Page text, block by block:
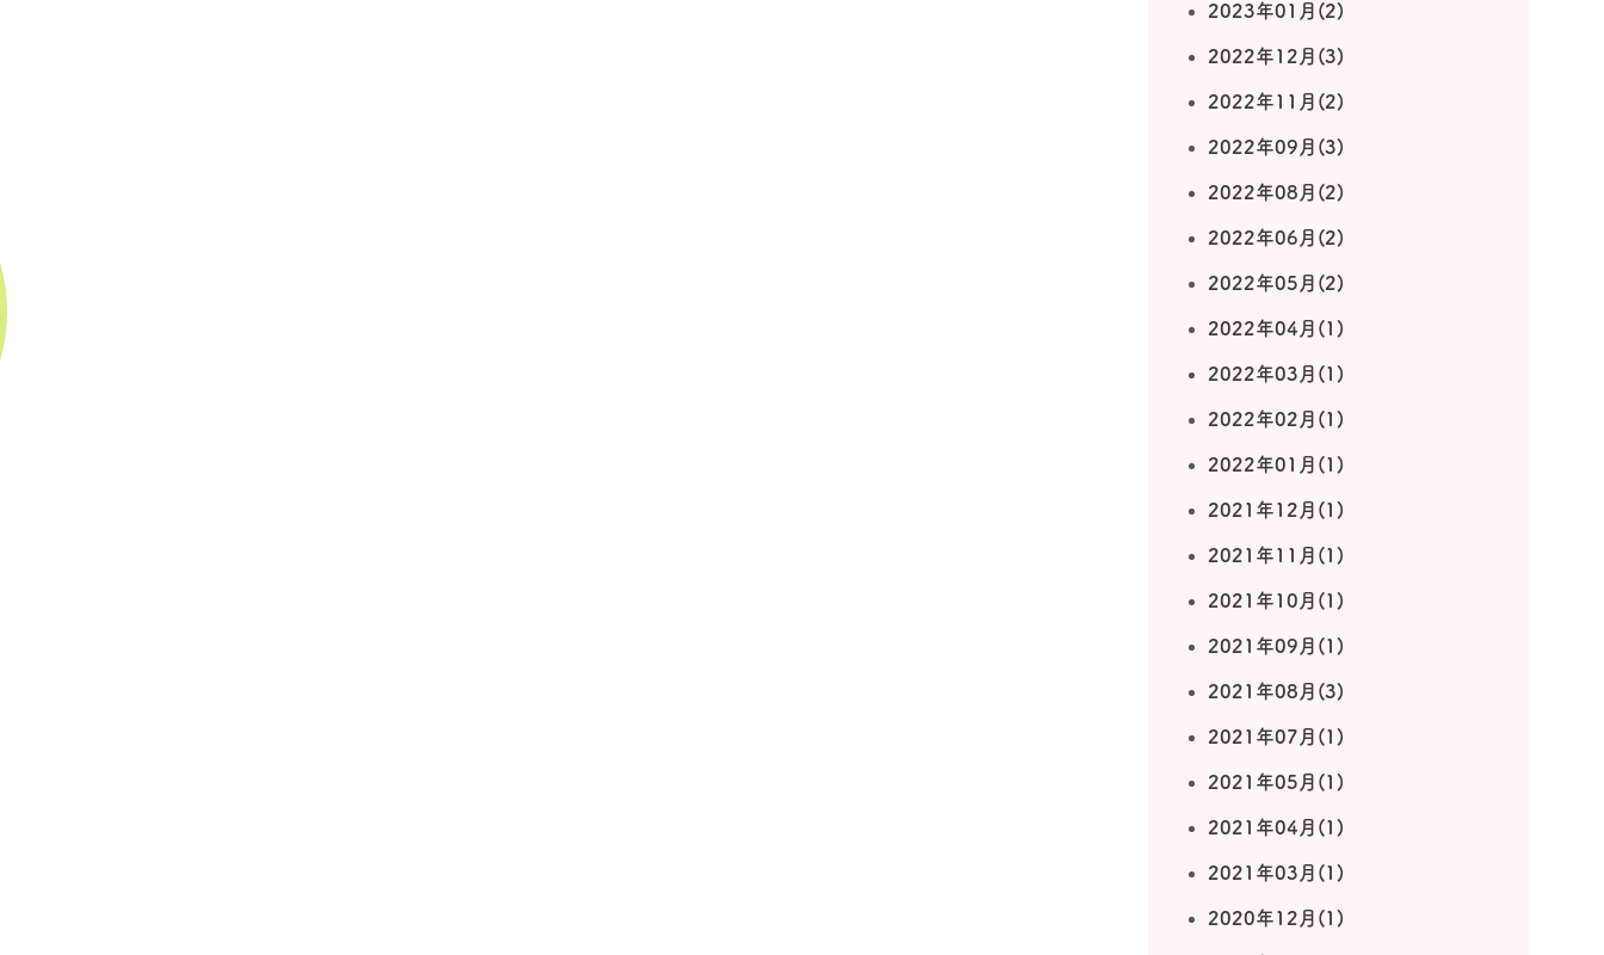
2023年01月(2)
2022年12月(3)
2022年11月(2)
2022年09月(3)
2022年08月(2)
2022年06月(2)
2022年05月(2)
2022年04月(1)
2022年03月(1)
2022年02月(1)
2022年01月(1)
2021年12月(1)
2021年11月(1)
2021年10月(1)
2021年09月(1)
2021年08月(3)
2021年07月(1)
2021年05月(1)
2021年04月(1)
2021年03月(1)
2020年12月(1)